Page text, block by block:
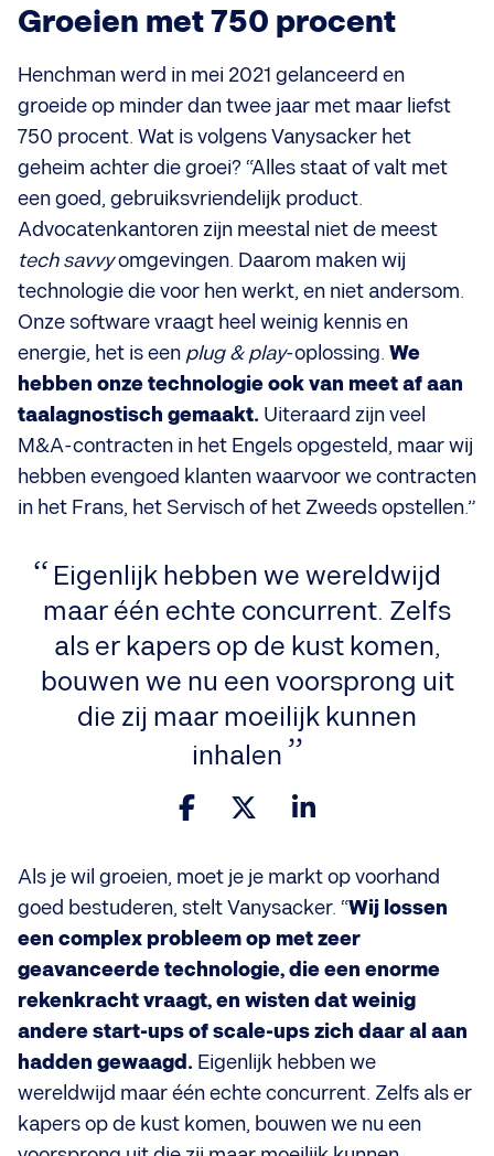
Groeien met 750 procent
Henchman werd in mei 2021 gelanceerd en
groeide op minder dan twee jaar met maar liefst
750 procent. Wat is volgens Vanysacker het
geheim achter die groei? “Alles staat of valt met
een goed, gebruiksvriendelijk product.
Advocatenkantoren zijn meestal niet de meest
tech savvyomgevingen. Daarom maken wij
technologie die voor hen werkt, en niet andersom.
Onze software vraagt heel weinig kennis en
energie, het is een plug & play-oplossing. We
hebben onze technologie ook van meet af aan
taalagnostisch gemaakt. Uiteraard zijn veel
M&A-contracten in het Engels opgesteld, maar wij
hebben evengoed klanten waarvoor we contracten
in het Frans, het Servisch of het Zweeds opstellen.”
Eigenlijk hebben we wereldwijd
maar één echte concurrent. Zelfs
als er kapers op de kust komen,
bouwen we nu een voorsprong uit
die zij maar moeilijk kunnen
inhalen
Als je wil groeien, moet je je markt op voorhand
goed bestuderen, stelt Vanysacker. “Wij lossen
een complex probleem op met zeer
geavanceerde technologie, die een enorme
rekenkracht vraagt, en wisten dat weinig
andere start-ups of scale-ups zich daar al aan
hadden gewaagd. Eigenlijk hebben we
wereldwijd maar één echte concurrent. Zelfs als er
kapers op de kust komen, bouwen we nu een